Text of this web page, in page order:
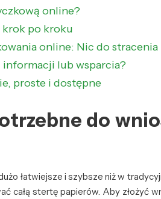
online?
krok po kroku
online: Nic do stracenia
lub wsparcia?
proste i dostępne
do
łatwiejsze i szybsze niż w
całą stertę papierów. Aby złożyć